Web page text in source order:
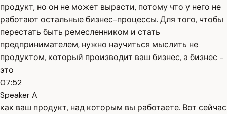
продукт, но он не может вырасти, потому что у него не
работают остальные бизнес-процессы. Для того, чтобы
перестать быть ремесленником и стать
предпринимателем, нужно научиться мыслить не
продуктом, который производит ваш бизнес, а бизнес -
это
07:52
Speaker A
как ваш продукт, над которым вы работаете. Вот сейчас